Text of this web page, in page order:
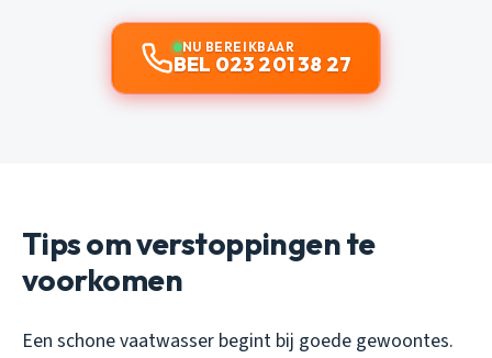
NU BEREIKBAAR
BEL 023 201 38 27
Tips om verstoppingen te
voorkomen
Een schone vaatwasser begint bij goede gewoontes.